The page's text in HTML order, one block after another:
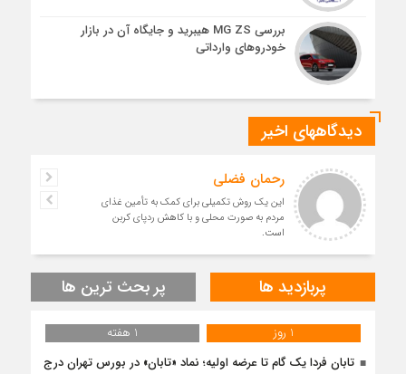
بررسی MG ZS هیبرید و جایگاه آن در بازار
خودروهای وارداتی
دیدگاههای اخیر
رحمان فضلی
این یک روش تکمیلی برای کمک به تأمین غذای
مردم به صورت محلی و با کاهش ردپای کربن
است.
پربازدید ها پر بحث ترین ها
1 روز
1 هفته
تابان فردا یک گام تا عرضه اولیه؛ نماد «تابان» در بورس تهران درج